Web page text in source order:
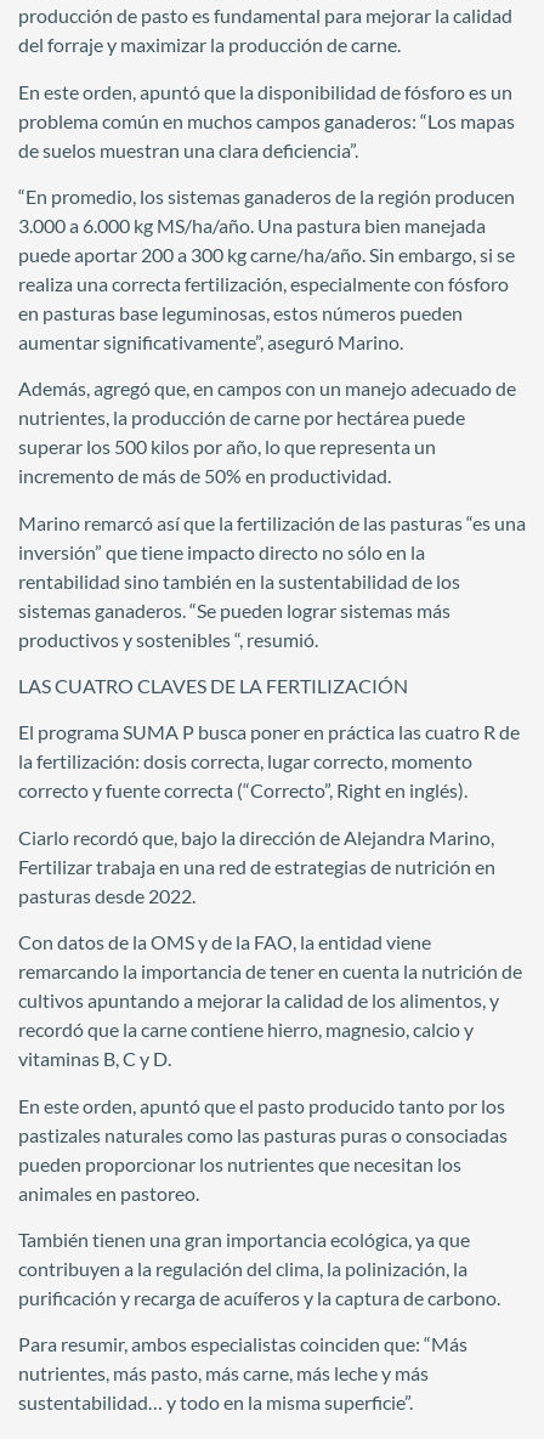
producción de pasto es fundamental para mejorar la calidad
del forraje y maximizar la producción de carne.
En este orden, apuntó que la disponibilidad de fósforo es un
problema común en muchos campos ganaderos: “Los mapas
de suelos muestran una clara deficiencia”.
“En promedio, los sistemas ganaderos de la región producen
3.000 a 6.000 kg MS/ha/año. Una pastura bien manejada
puede aportar 200 a 300 kg carne/ha/año. Sin embargo, si se
realiza una correcta fertilización, especialmente con fósforo
en pasturas base leguminosas, estos números pueden
aumentar significativamente”, aseguró Marino.
Además, agregó que, en campos con un manejo adecuado de
nutrientes, la producción de carne por hectárea puede
superar los 500 kilos por año, lo que representa un
incremento de más de 50% en productividad.
Marino remarcó así que la fertilización de las pasturas “es una
inversión” que tiene impacto directo no sólo en la
rentabilidad sino también en la sustentabilidad de los
sistemas ganaderos. “Se pueden lograr sistemas más
productivos y sostenibles “, resumió.
LAS CUATRO CLAVES DE LA FERTILIZACIÓN
El programa SUMA P busca poner en práctica las cuatro R de
la fertilización: dosis correcta, lugar correcto, momento
correcto y fuente correcta (“Correcto”, Right en inglés).
Ciarlo recordó que, bajo la dirección de Alejandra Marino,
Fertilizar trabaja en una red de estrategias de nutrición en
pasturas desde 2022.
Con datos de la OMS y de la FAO, la entidad viene
remarcando la importancia de tener en cuenta la nutrición de
cultivos apuntando a mejorar la calidad de los alimentos, y
recordó que la carne contiene hierro, magnesio, calcio y
vitaminas B, C y D.
En este orden, apuntó que el pasto producido tanto por los
pastizales naturales como las pasturas puras o consociadas
pueden proporcionar los nutrientes que necesitan los
animales en pastoreo.
También tienen una gran importancia ecológica, ya que
contribuyen a la regulación del clima, la polinización, la
purificación y recarga de acuíferos y la captura de carbono.
Para resumir, ambos especialistas coinciden que: “Más
nutrientes, más pasto, más carne, más leche y más
sustentabilidad… y todo en la misma superficie”.